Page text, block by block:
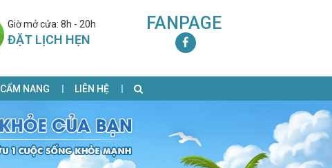
Giờ mở cửa: 8h - 20h
ĐẶT LỊCH HẸN
FANPAGE
CẨM NANG LIÊN HỆ